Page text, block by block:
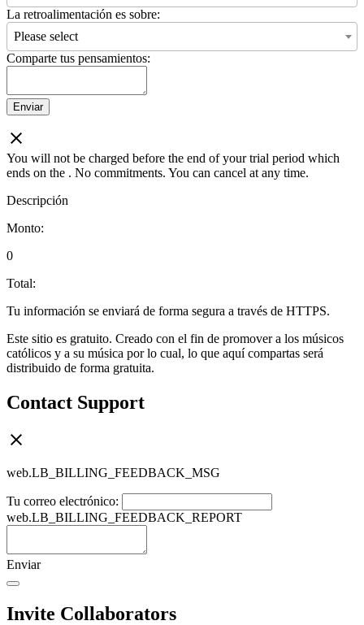
La retroalimentación es sobre:
Please select
Comparte tus pensamientos:
Enviar
You will not be charged before the end of your trial period which
ends on the . No commitments. You can cancel at any time.
Descripción
Monto:
0
Total:
Tu información se enviará de forma segura a través de HTTPS.
Este sitio es gratuito. Creado con el fin de promover a los músicos
católicos y a su música por lo cual, lo que aquí compartas será
distribuido de forma gratuita.
Contact Support
web.LB_BILLING_FEEDBACK_MSG
Tu correo electrónico:
web.LB_BILLING_FEEDBACK_REPORT
Enviar
Invite Collaborators